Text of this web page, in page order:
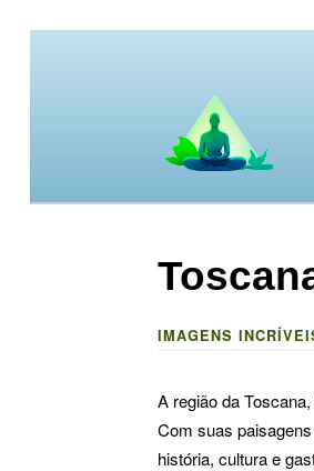
IMAGENS
A região da
Com suas
história, cultura e